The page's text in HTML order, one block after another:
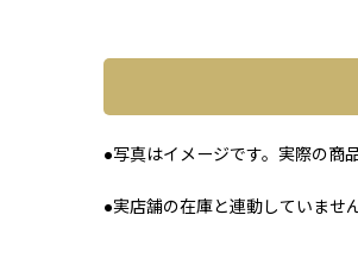
●写真はイメージです。実際の商
●実店舗の在庫と連動していませ